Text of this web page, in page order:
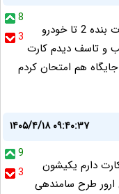
8
3
من چند روز پیش با زن و بچه رفتم مسافرت بنده 2 تا خودرو
و تاسف دیدم کارت
هم امتحان کردم
۱۴۰۵/۴/۱۸ ۰۹:۴۰:۳۷
9
3
مردم را قطع کردید 2 تا کارت دارم یکیشون
ارور طرح سامندهی